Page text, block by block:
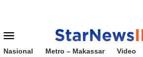
Mobile
Nasional Metro – Makassar Video